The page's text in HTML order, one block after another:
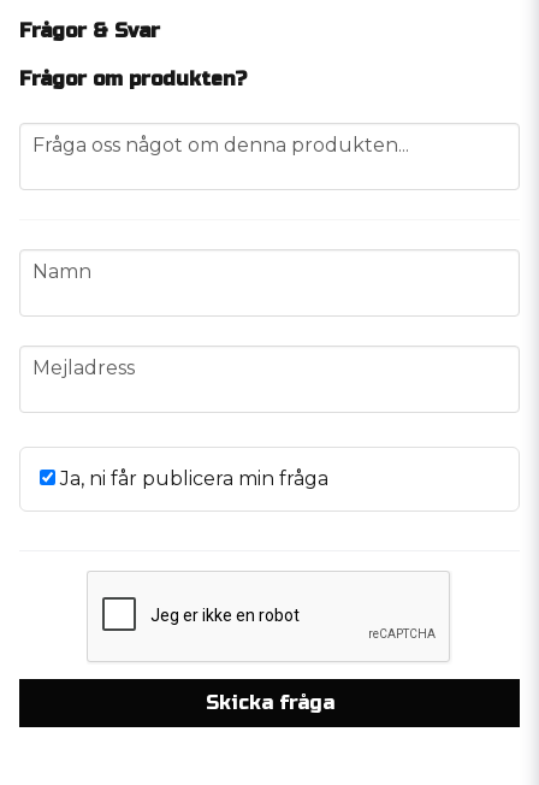
Frågor & Svar
Frågor om produkten?
question
Fråga oss något om denna produkten...
name
Namn
email
Mejladress
Ja, ni får publicera min fråga
Skicka fråga